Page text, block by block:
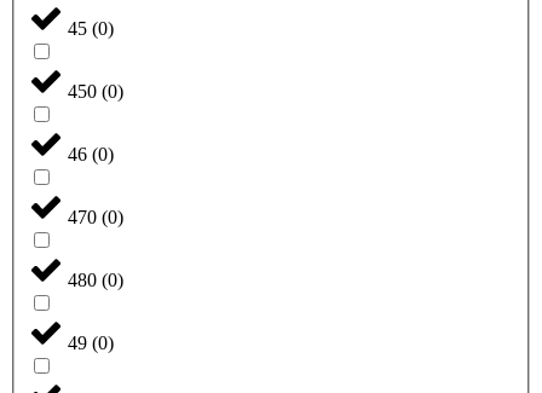
45 (0)
450 (0)
46 (0)
470 (0)
480 (0)
49 (0)